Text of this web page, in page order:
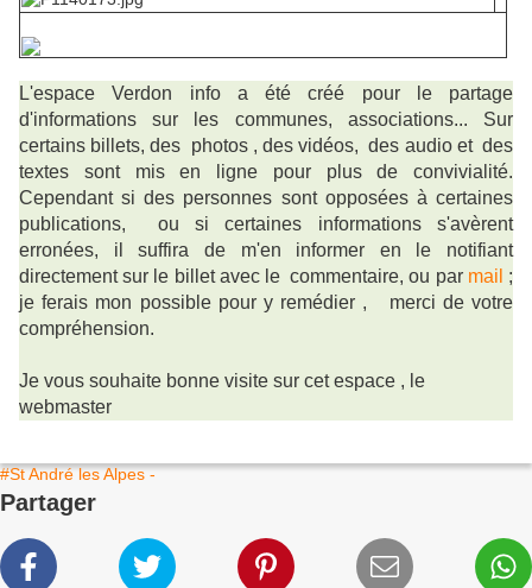
L'espace Verdon info a été créé pour le partage
d'informations sur les communes, associations... Sur
certains billets, des photos , des vidéos, des audio et des
textes sont mis en ligne pour plus de convivialité.
Cependant si des personnes sont opposées à certaines
publications, ou si certaines informations s'avèrent
erronées, il suffira de m'en informer en le notifiant
directement sur le billet avec le commentaire, ou par mail ;
je ferais mon possible pour y remédier ,
merci de votre
compréhension.
Je vous souhaite bonne visite sur cet espace , le
webmaster
#St André les Alpes -
Partager